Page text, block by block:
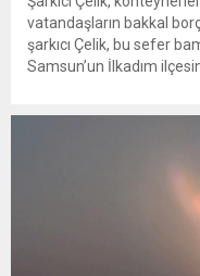
vatandaşların bakkal
şarkıcı Çelik, bu sefer
Samsun’un İlkadım